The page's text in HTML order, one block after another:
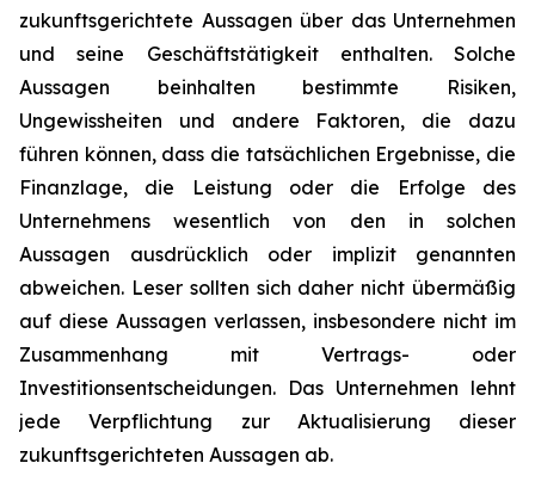
zukunftsgerichtete Aussagen über das Unternehmen
und seine Geschäftstätigkeit enthalten. Solche
Aussagen beinhalten bestimmte Risiken,
Ungewissheiten und andere Faktoren, die dazu
führen können, dass die tatsächlichen Ergebnisse, die
Finanzlage, die Leistung oder die Erfolge des
Unternehmens wesentlich von den in solchen
Aussagen ausdrücklich oder implizit genannten
abweichen. Leser sollten sich daher nicht übermäßig
auf diese Aussagen verlassen, insbesondere nicht im
Zusammenhang mit Vertrags- oder
Investitionsentscheidungen. Das Unternehmen lehnt
jede Verpflichtung zur Aktualisierung dieser
zukunftsgerichteten Aussagen ab.